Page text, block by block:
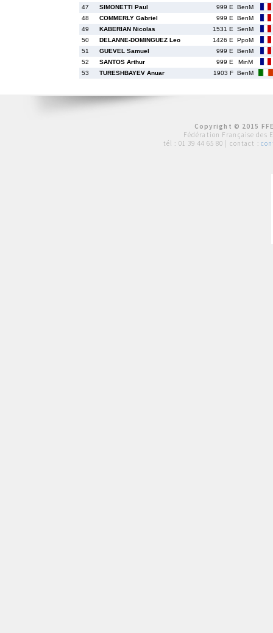
47
SIMONETTI Paul 999 E
BenM
48
COMMERLY Gabriel 999 E
BenM
49
KABERIAN Nicolas 1531 E
SenM
50
DELANNE-DOMINGUEZ Leo 1426 E
PpoM
51
GUEVEL Samuel 999 E
BenM
52
SANTOS Arthur 999 E
MinM
53
TURESHBAYEV Anuar 1903 F BenM
Copyright © 2015
Fédération Française des
tél : 01 39 44 65 80 | contact :